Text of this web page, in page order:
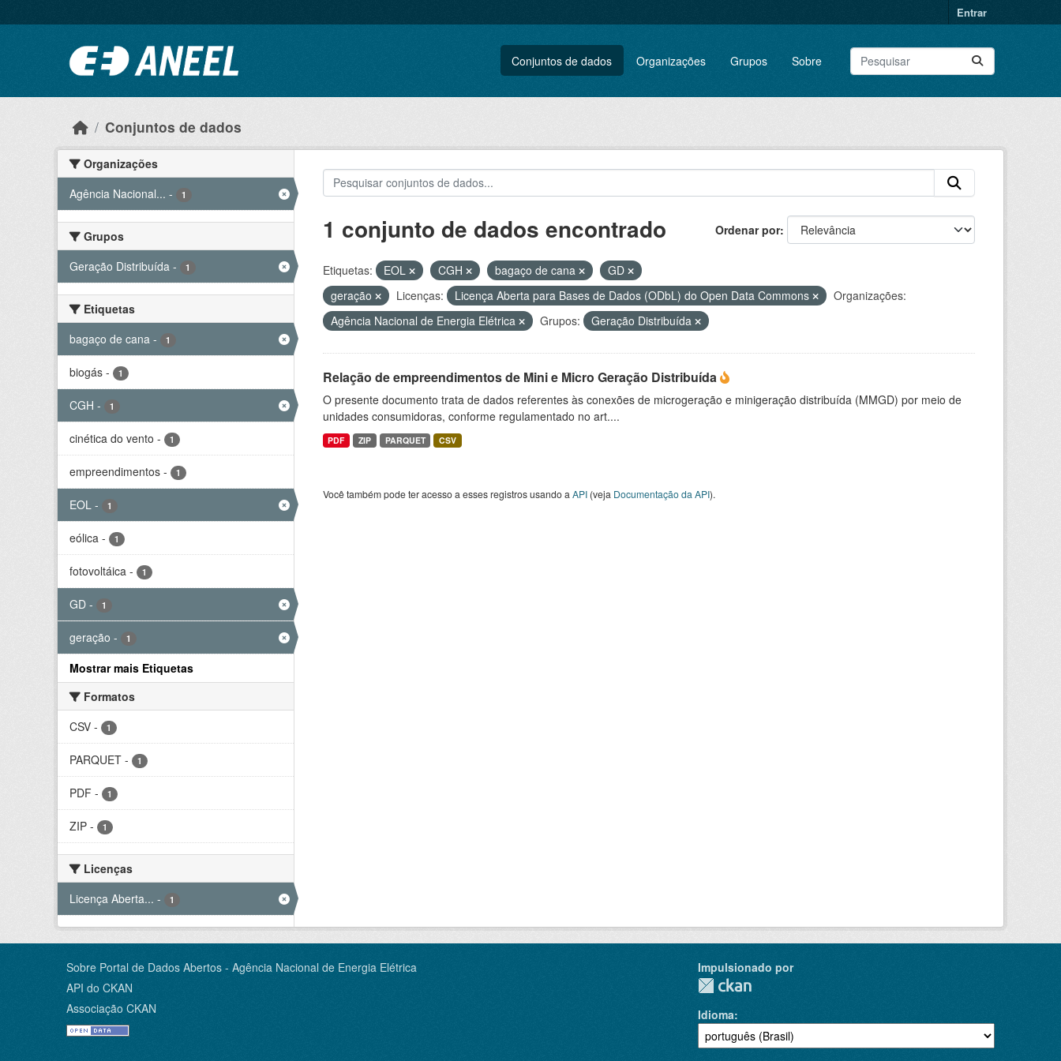
Entrar
Conjuntos de dados Organizações Grupos Sobre
Conjuntos de dados
Organizações
Agência Nacional... - 1
Grupos
Geração Distribuída - 1
Etiquetas
bagaço de cana - 1
biogás - 1
CGH - 1
cinética do vento - 1
empreendimentos - 1
EOL - 1
eólica - 1
fotovoltáica - 1
GD - 1
geração - 1
Mostrar mais Etiquetas
Formatos
CSV - 1
PARQUET - 1
PDF - 1
ZIP - 1
Licenças
Licença Aberta... - 1
Ordenar por
1 conjunto de dados encontrado
Etiquetas: EOL CGH bagaço de cana
GD
geração
Licenças: Licença Aberta para Bases de Dados (ODbL) do Open Data Commons
Organizações:
Agência Nacional de Energia Elétrica
Grupos: Geração Distribuída
Relação de empreendimentos de Mini e Micro Geração Distribuída
O presente documento trata de dados referentes às conexões de microgeração e minigeração distribuída (MMGD) por meio de
unidades consumidoras, conforme regulamentado no art....
PDF ZIP PARQUET CSV
Você também pode ter acesso a esses registros usando a API(veja Documentação da API).
Sobre Portal de Dados Abertos - Agência Nacional de Energia Elétrica
API do CKAN
Associação CKAN
Impulsionado por
Idioma